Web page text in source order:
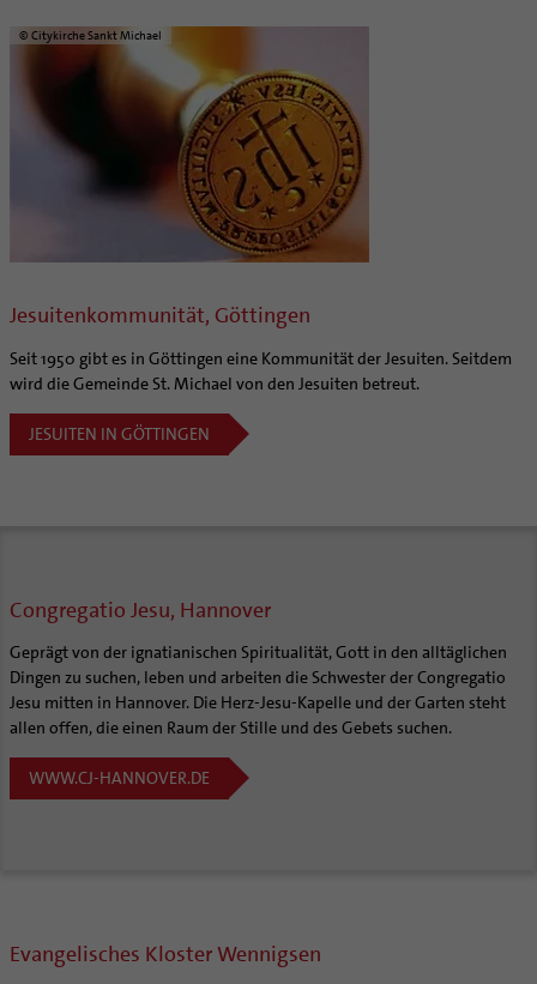
© Citykirche Sankt Michael
Jesuitenkommunität, Göttingen
Seit 1950 gibt es in Göttingen eine Kommunität der Jesuiten. Seitdem
wird die Gemeinde St. Michael von den Jesuiten betreut.
JESUITEN IN GÖTTINGEN
Congregatio Jesu, Hannover
Geprägt von der ignatianischen Spiritualität, Gott in den alltäglichen
Dingen zu suchen, leben und arbeiten die Schwester der Congregatio
Jesu mitten in Hannover. Die Herz-Jesu-Kapelle und der Garten steht
allen offen, die einen Raum der Stille und des Gebets suchen.
WWW.CJ-HANNOVER.DE
Evangelisches Kloster Wennigsen